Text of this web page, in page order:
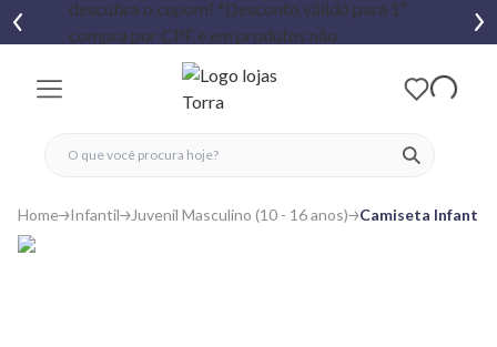
ver
fechar menu
fechar menu
favoritos
Home Infantil Juvenil Masculino (10 - 16 anos) Camiseta Infantil